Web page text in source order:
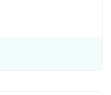
Jokela
mukaan: Ympäristö